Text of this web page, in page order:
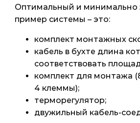
Оптимальный и минимально
пример системы – это:
комплект монтажных
кабель в бухте длина
соответствовать
комплект для монтажа
4 клеммы);
терморегулятор;
двужильный кабель-